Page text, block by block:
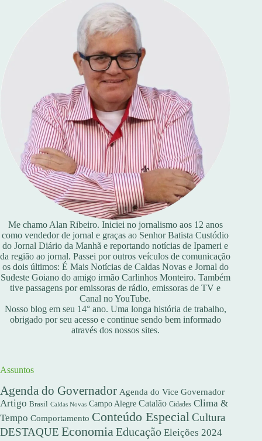
Me chamo Alan Ribeiro. Iniciei no jornalismo aos 12 anos
como vendedor de jornal e graças ao Senhor Batista Custódio
do Jornal Diário da Manhã e reportando notícias de Ipameri e
da região ao jornal. Passei por outros veículos de comunicação
os dois últimos: É Mais Notícias de Caldas Novas e Jornal do
Sudeste Goiano do amigo irmão Carlinhos Monteiro. Também
tive passagens por emissoras de rádio, emissoras de TV e
Canal no YouTube.
Nosso blog em seu 14° ano. Uma longa história de trabalho,
obrigado por seu acesso e continue sendo bem informado
através dos nossos sites.
Assuntos
Agenda do Governador Agenda do Vice Governador
Artigo Brasil Caldas Novas Campo Alegre Catalão Cidades Clima &
Tempo Comportamento Conteúdo EspecialCultura
DESTAQUE EconomiaEducação Eleições 2024